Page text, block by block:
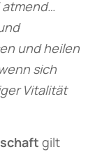
und heilen
sich
Vitalität
gilt